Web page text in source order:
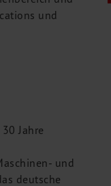
und
Jahre
und
deutsche